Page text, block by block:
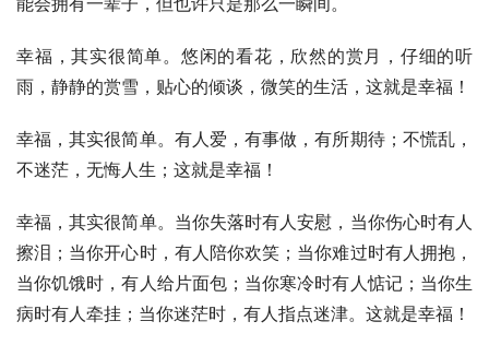
幸福，其实很简单。悠闲的看花，欣然的赏月，仔细的听
雨，静静的赏雪，贴心的倾谈，微笑的生活，这就是幸福！
幸福，其实很简单。有人爱，有事做，有所期待；不慌乱，
不迷茫，无悔人生；这就是幸福！
幸福，其实很简单。当你失落时有人安慰，当你伤心时有人
擦泪；当你开心时，有人陪你欢笑；当你难过时有人拥抱，
当你饥饿时，有人给片面包；当你寒冷时有人惦记；当你生
病时有人牵挂；当你迷茫时，有人指点迷津。这就是幸福！